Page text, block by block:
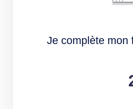
Je complète mon